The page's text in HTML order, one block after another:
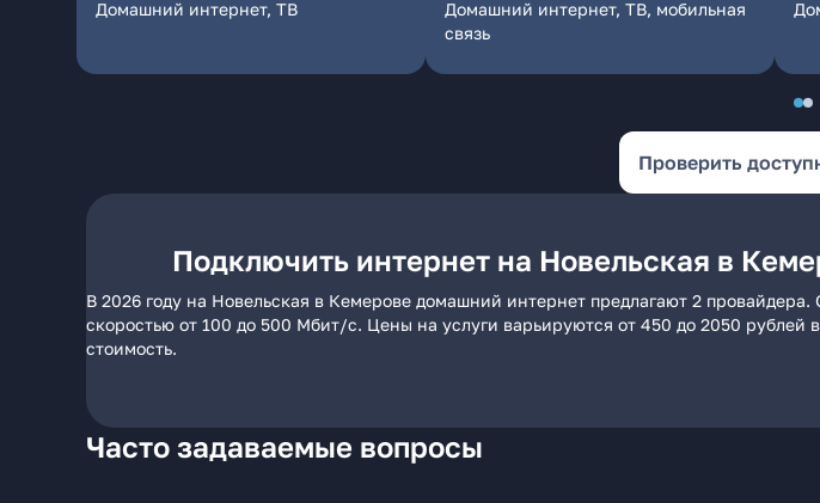
Домашний интернет, ТВ
Домашний интернет, ТВ, мобильная
связь
Проверить
Подключить интернет на Новельская в
В 2026 году на Новельская в Кемерове домашний интернет предлагают 2
скоростью от 100 до 500 Мбит/с. Цены на услуги варьируются от 450 до 2050
стоимость.
Часто задаваемые вопросы